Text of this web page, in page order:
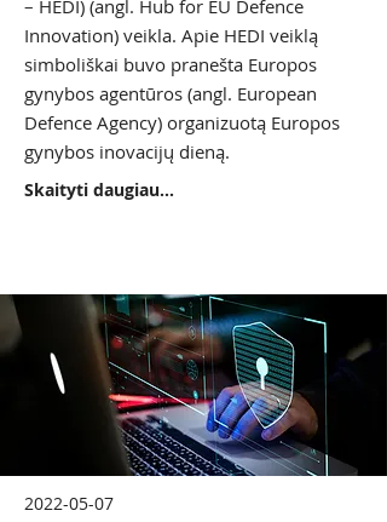
– HEDI) (angl. Hub for EU Defence
Innovation) veikla. Apie HEDI veiklą
simboliškai buvo pranešta Europos
gynybos agentūros (angl. European
Defence Agency) organizuotą Europos
gynybos inovacijų dieną.
Skaityti daugiau...
2022-05-07